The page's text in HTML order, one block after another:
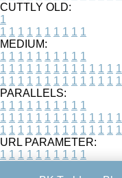
CUTTLY OLD:
1
1 1 1 1 1 1 1 1 1 1
MEDIUM:
1 1 1 1 1 1 1 1 1 1
1 1 1 1 1 1 1 1 1 1 1 1 1 1
1 1 1 1 1 1 1 1 1 1 1 1 1 1
PARALLELS:
1 1 1 1 1 1 1 1 1 1
1 1 1 1 1 1 1 1 1 1 1 1 1 1
1 1 1 1 1 1 1 1 1 1 1 1 1 1
URL PARAMETER:
1 1 1 1 1 1 1 1 1 1